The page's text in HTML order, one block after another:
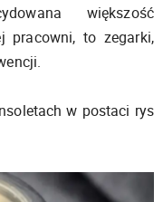
większość
pracowni, to zegarki,
w postaci rys